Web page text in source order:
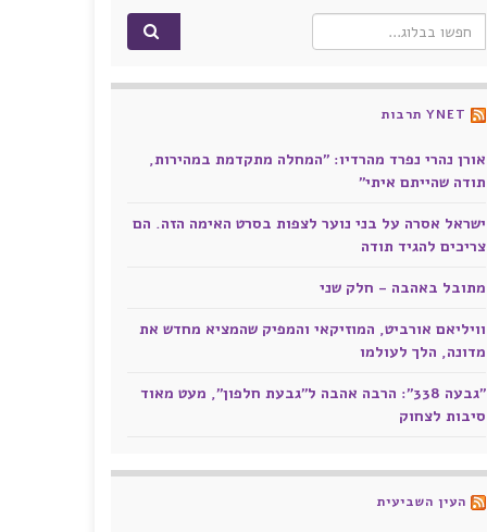
Search for:
YNET תרבות
אורן נהרי נפרד מהרדיו: "המחלה מתקדמת במהירות,
תודה שהייתם איתי"
ישראל אסרה על בני נוער לצפות בסרט האימה הזה. הם
צריכים להגיד תודה
מתובל באהבה - חלק שני
וויליאם אורביט, המוזיקאי והמפיק שהמציא מחדש את
מדונה, הלך לעולמו
"גבעה 338": הרבה אהבה ל"גבעת חלפון", מעט מאוד
סיבות לצחוק
העין השביעית